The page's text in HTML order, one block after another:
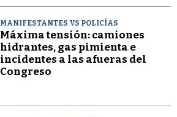
MANIFESTANTES VS POLICÍAS
Máxima tensión: camiones
hidrantes, gas pimienta e
incidentes a las afueras del
Congreso